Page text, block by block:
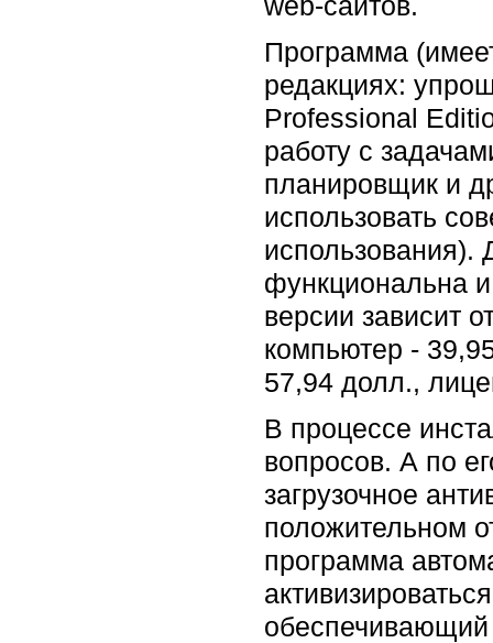
Программа
редакциях:
Professional
работу с
планировщик и
использовать
использования).
функциональна
версии зависит
компьютер -
57,94 долл.,
В процессе
вопросов. А по
загрузочное
положительном
программа
обеспечивающий